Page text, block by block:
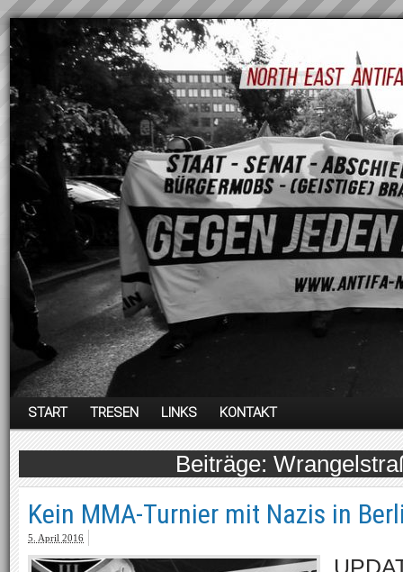
START TRESEN LINKS KONTAKT
Kein MMA-Turnier mit Nazis in
5. April 2016